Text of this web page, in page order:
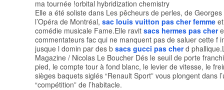
ma tournée !orbital hybridization chemistry
Elle a été soliste dans Les pêcheurs de perles, de Georges
l’Opéra de Montréal, sac louis vuitton pas cher femme
comédie musicale Fame.Elle ravit sacs hermes pas cher
commentateurs fac qui ne manquent pas de saluer cette f
jusque l domin par des b sacs gucci pas cherd
Magazine / Nicolas Le Boucher Dés le seuil de porte
pied, le compte tour à fond blanc, le levier de vitesse, le
sièges baquets siglés “Renault Sport” vous plongent dans
“compétition” de l’habitacle.